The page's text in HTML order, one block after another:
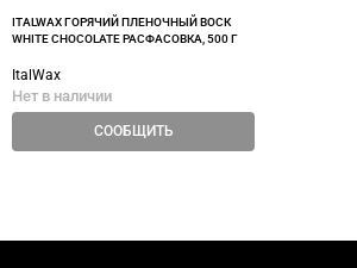
ITALWAX ГОРЯЧИЙ ПЛЕНОЧНЫЙ ВОСК
WHITE CHOCOLATE РАСФАСОВКА, 500 Г
ItalWax
Нет в наличии
СООБЩИТЬ